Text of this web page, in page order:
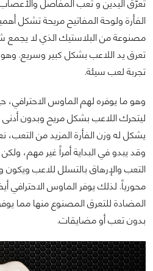
تعرّق اليدين و تعب المفاصل
الفأرة ولوحة المفاتيح مريحة تشكل
مصنوعة من البلاستيك الذي لا يجمع
تعرق يد اللاعب بشكل كبير وسريع.
تجربة لعب سيئة.
وهو ما يوفره لهم الماوس الاحترافي،
ليتحرك اللاعب بشكل مريح وبدون
يشكل له وزن الفأرة المزيد من
وقد يبدو في البداية أمراً غير مهم،
التعب والإرهاق بالتسلل للاعب ويكون
محورياً. لذلك يوفر الماوس الاحترافي
المضادة للتعرق المصنوع منها مما
بدون تعب أو مضايقات.